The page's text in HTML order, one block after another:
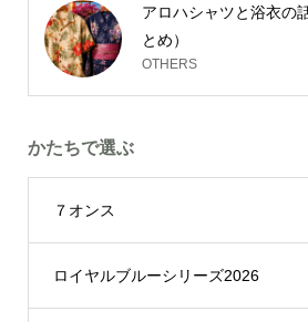
アロハシャツと浴衣の
とめ）
OTHERS
かたちで選ぶ
７オンス
ロイヤルブルーシリーズ2026